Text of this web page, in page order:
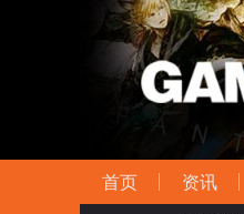
首页 资讯